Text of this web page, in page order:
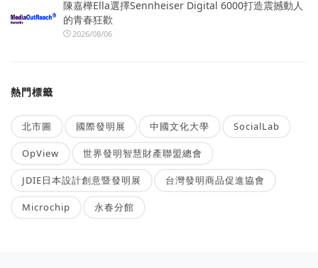
陳嘉樺Ella選擇Sennheiser Digital 6000打造震撼動人
的青春狂歡
2026/08/06
熱門標籤
北市圖 國際發明展 中國文化大學 SocialLab
OpView 世界發明智慧財產聯盟總會
JDIE日本設計創意暨發明展 台灣發明商品促進協會
Microchip 永春分館